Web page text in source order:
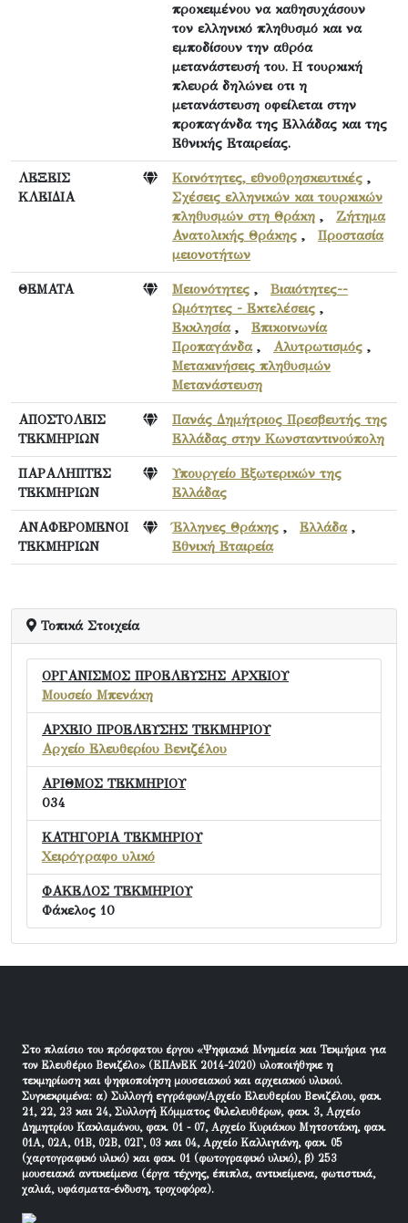
προκειμένου να καθησυχάσουν
τον ελληνικό πληθυσμό και να
εμποδίσουν την αθρόα
μετανάστευσή του. Η τουρκική
πλευρά δηλώνει οτι η
μετανάστευση οφείλεται στην
προπαγάνδα της Ελλάδας και της
Εθνικής Εταιρείας.
ΛΕΞΕΙΣ
ΚΛΕΙΔΙΑ
Κοινότητες, εθνοθρησκευτικές ,
Σχέσεις ελληνικών και τουρκικών
πληθυσμών στη Θράκη , Ζήτημα
Ανατολικής Θράκης , Προστασία
μειονοτήτων
ΘΕΜΑΤΑ Μειονότητες , Βιαιότητες--
Ωμότητες - Εκτελέσεις ,
Εκκλησία, Επικοινωνία
Προπαγάνδα, Αλυτρωτισμός ,
Μετακινήσεις πληθυσμών
Μετανάστευση
ΑΠΟΣΤΟΛΕΙΣ
ΤΕΚΜΗΡΙΩΝ
Πανάς Δημήτριος Πρεσβευτής της
Ελλάδας στην Κωνσταντινούπολη
ΠΑΡΑΛΗΠΤΕΣ
ΤΕΚΜΗΡΙΩΝ
Υπουργείο Εξωτερικών της
Ελλάδας
ΑΝΑΦΕΡΟΜΕΝΟΙ
ΤΕΚΜΗΡΙΩΝ
Έλληνες Θράκης , Ελλάδα,
Εθνική Εταιρεία
Τοπικά Στοιχεία
ΟΡΓΑΝΙΣΜΟΣ ΠΡΟΕΛΕΥΣΗΣ ΑΡΧΕΙΟΥ
Μουσείο Μπενάκη
ΑΡΧΕΙΟ ΠΡΟΕΛΕΥΣΗΣ ΤΕΚΜΗΡΙΟΥ
Αρχείο Ελευθερίου Βενιζέλου
ΑΡΙΘΜΟΣ ΤΕΚΜΗΡΙΟΥ
034
ΚΑΤΗΓΟΡΙΑ ΤΕΚΜΗΡΙΟΥ
Χειρόγραφο υλικό
ΦΑΚΕΛΟΣ ΤΕΚΜΗΡΙΟΥ
Φάκελος 10
Στο πλαίσιο του πρόσφατου έργου «Ψηφιακά Μνημεία και Τεκμήρια για
τον Ελευθέριο Βενιζέλο» (ΕΠΑνΕΚ 2014-2020) υλοποιήθηκε η
τεκμηρίωση και ψηφιοποίηση μουσειακού και αρχειακού υλικού.
Συγκεκριμένα: α) Συλλογή εγγράφων/Αρχείο Ελευθερίου Βενιζέλου, φακ.
21, 22, 23 και 24, Συλλογή Κόμματος Φιλελευθέρων, φακ. 3, Αρχείο
Δημητρίου Κακλαμάνου, φακ. 01 - 07, Αρχείο Κυριάκου Μητσοτάκη, φακ.
01Α, 02Α, 01Β, 02Β, 02Γ, 03 και 04, Αρχείο Καλλιγιάνη, φακ. 05
(χαρτογραφικό υλικό) και φακ. 01 (φωτογραφικό υλικό), β) 253
μουσειακά αντικείμενα (έργα τέχνης, έπιπλα, αντικείμενα, φωτιστικά,
χαλιά, υφάσματα-ένδυση, τροχοφόρα).